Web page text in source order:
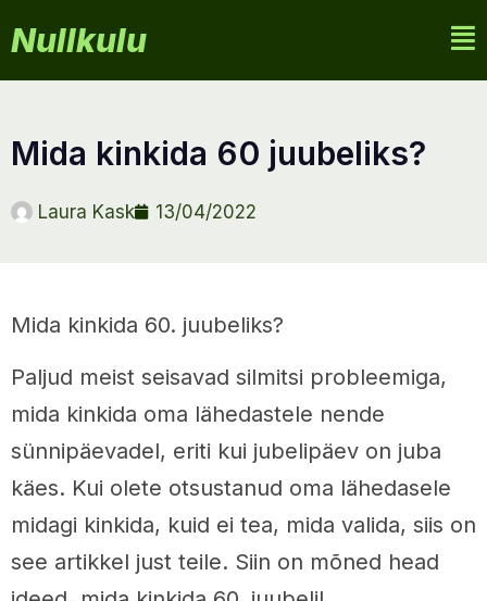
Nullkulu
mida kinkida 60 juubeliks?
Laura Kask 13/04/2022
Mida kinkida 60. juubeliks?
Paljud meist seisavad silmitsi probleemiga,
mida kinkida oma lähedastele nende
sünnipäevadel, eriti kui jubelipäev on juba
käes. Kui olete otsustanud oma lähedasele
midagi kinkida, kuid ei tea, mida valida, siis on
see artikkel just teile. Siin on mõned head